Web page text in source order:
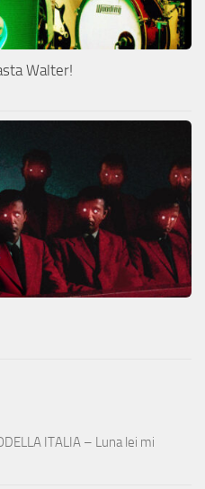
Walter!
ITALIA – Luna lei mi